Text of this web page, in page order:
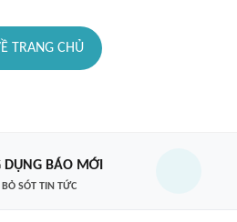
TRANG CHỦ
DỤNG BÁO MỚI
SÓT TIN TỨC